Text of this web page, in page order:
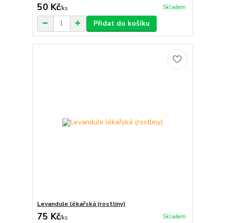
50 Kč/ks Skladem
Přidat do košíku
Levandule lékařská (rostliny)
75 Kč/ks Skladem